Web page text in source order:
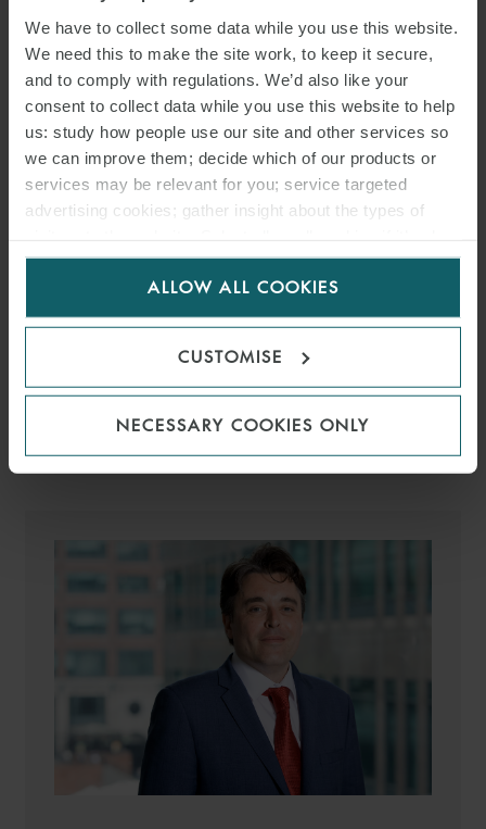
We have to collect some data while you use this website.
We need this to make the site work, to keep it secure,
and to comply with regulations. We’d also like your
consent to collect data while you use this website to help
us: study how people use our site and other services so
we can improve them; decide which of our products or
services may be relevant for you; service targeted
advertising cookies; gather insight about the types of
for us to use cookies. Select customise to manage
ALLOW ALL COOKIES
CUSTOMISE
NECESSARY COOKIES ONLY
MEDIA
ENQUIRIES
ANTOINE BOIS-MINOT